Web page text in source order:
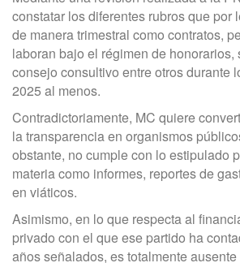
constatar los diferentes rubros que por
de manera trimestral como contratos,
laboran bajo el régimen de honorarios,
consejo consultivo entre otros durante
2025 al menos.
Contradictoriamente, MC quiere
la transparencia en organismos
obstante, no cumple con lo estipulado
materia como informes, reportes de
en viáticos.
Asimismo, en lo que respecta al
privado con el que ese partido ha
años señalados, es totalmente